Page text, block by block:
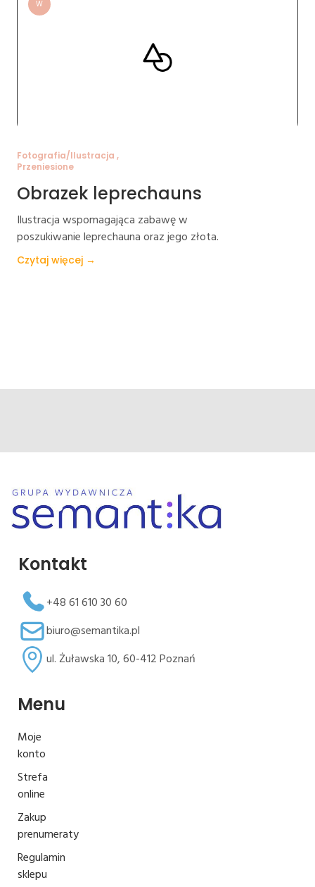
W
Fotografia/Ilustracja ,
Przeniesione
Obrazek leprechauns
Ilustracja wspomagająca zabawę w
poszukiwanie leprechauna oraz jego złota.
Czytaj więcej →
Kontakt
+48 61 610 30 60
biuro@semantika.pl
ul. Żuławska 10, 60-412 Poznań
Menu
Moje
konto
Strefa
online
Zakup
prenumeraty
Regulamin
sklepu